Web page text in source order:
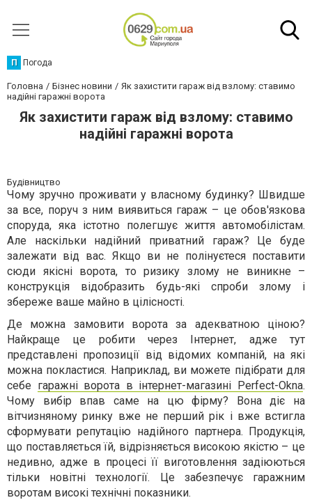
П Погода
Головна Бізнес новини
Як захистити гараж від взлому: ставимо
надійні гаражні ворота
Як захистити гараж від взлому: ставимо
надійні гаражні ворота
Будівництво
Чому зручно проживати у власному будинку? Швидше
за все, поруч з ним виявиться гараж – це обов'язкова
споруда, яка істотно полегшує життя автомобілістам.
Але наскільки надійний приватний гараж? Це буде
залежати від вас. Якщо ви не полінуєтеся поставити
сюди якісні ворота, то ризику злому не виникне –
конструкція відобразить будь-які спроби злому і
збереже ваше майно в цілісності.
Де можна замовити ворота за адекватною ціною?
Найкраще це робити через Інтернет, адже тут
представлені пропозиції від відомих компаній, на які
можна покластися. Наприклад, ви можете підібрати для
себе гаражні ворота в інтернет-магазині Perfect-Okna.
Чому вибір впав саме на цю фірму? Вона діє на
вітчизняному ринку вже не перший рік і вже встигла
сформувати репутацію надійного партнера. Продукція,
що поставляється їй, відрізняється високою якістю – це
недивно, адже в процесі її виготовлення задіюються
тільки новітні технології. Це забезпечує гаражним
воротам високі технічні показники.